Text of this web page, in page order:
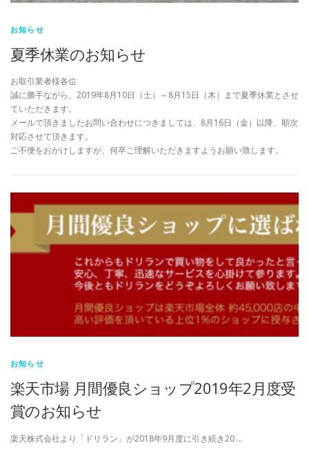
お知らせ
夏季休業のお知らせ
お取引業者様各位
誠に勝手ながら、2019年8月10日（土）～8月15日（木）まで夏季休業とさせ
ていただきます。
メールで頂きましたお問い合わせにつきましては、8月16日（金）以降、順次
対応させて頂きます。
ご不便をおかけしますが、何卒ご理解いただきますようお願い致します。
お知らせ
楽天市場 月間優良ショップ2019年2月度受
賞のお知らせ
楽天株式会社より「ドリラン」が2018年9月度に引き続き20 …